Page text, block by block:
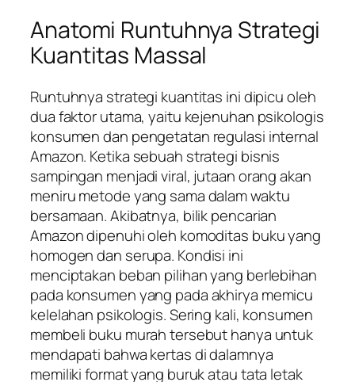
Anatomi Runtuhnya Strategi
Kuantitas Massal
Runtuhnya strategi kuantitas ini dipicu oleh
dua faktor utama, yaitu kejenuhan psikologis
konsumen dan pengetatan regulasi internal
Amazon. Ketika sebuah strategi bisnis
sampingan menjadi viral, jutaan orang akan
meniru metode yang sama dalam waktu
bersamaan. Akibatnya, bilik pencarian
Amazon dipenuhi oleh komoditas buku yang
homogen dan serupa. Kondisi ini
menciptakan beban pilihan yang berlebihan
pada konsumen yang pada akhirya memicu
kelelahan psikologis. Sering kali, konsumen
membeli buku murah tersebut hanya untuk
mendapati bahwa kertas di dalamnya
memiliki format yang buruk atau tata letak